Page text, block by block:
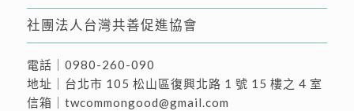
社團法人台灣共善促進協會
電話｜ 0980-260-090
地址｜ 台北市 105 松山區復興北路 1 號 15 樓之 4 室
信箱｜ twcommongood@gmail.com